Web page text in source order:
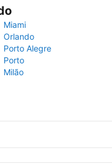
Miami
Orlando
Porto Alegre
Porto
Milão